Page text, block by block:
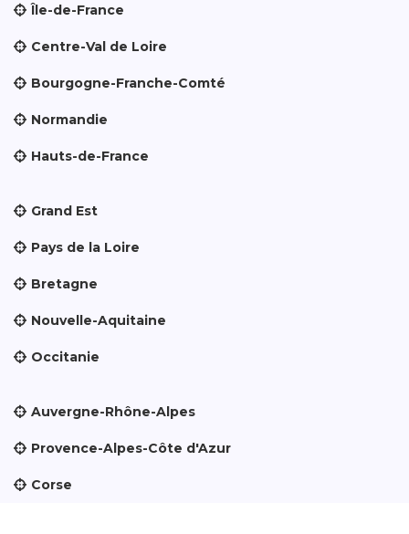
Île-de-France
Centre-Val de Loire
Bourgogne-Franche-Comté
Normandie
Hauts-de-France
Grand Est
Pays de la Loire
Bretagne
Nouvelle-Aquitaine
Occitanie
Auvergne-Rhône-Alpes
Provence-Alpes-Côte d'Azur
Corse